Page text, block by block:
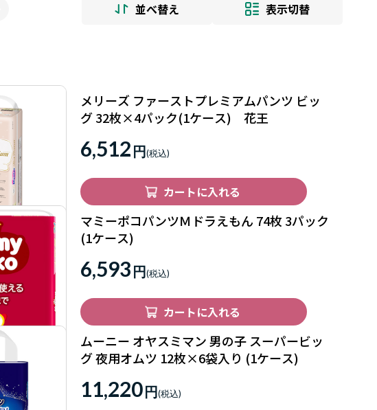
並べ替え 表示切替
メリーズ ファーストプレミアムパンツ ビッ
グ 32枚×4パック(1ケース) 花王
6,512 円
カートに入れる
マミーポコパンツＭドラえもん 74枚 3パック
(1ケース)
6,593 円
カートに入れる
ムーニー オヤスミマン 男の子 スーパービッ
グ 夜用オムツ 12枚×6袋入り (1ケース)
11,220 円